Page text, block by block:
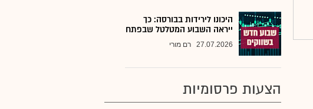
היכונו לירידות בבורסה: כך
ייראה השבוע המטלטל שבפתח
27.07.2026 רם מורי
הצעות פרסומיות